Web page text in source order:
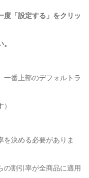
度「設定する」をクリッ
一番上部のデフォルトラ
を決める必要がありま
の割引率が全商品に適用